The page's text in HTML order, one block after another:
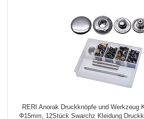
RERI Anorak Druckknöpfe und Werkzeug
Φ15mm, 12Stück Swarchz Kleidung